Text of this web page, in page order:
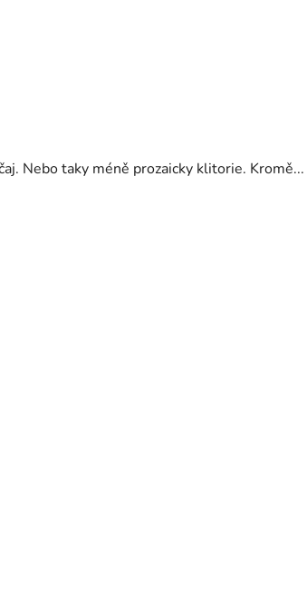
Nebo taky méně prozaicky klitorie. Kromě...